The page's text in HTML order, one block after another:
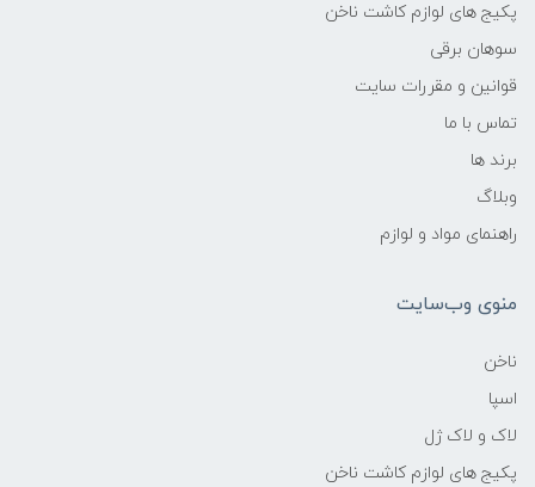
پکیج های لوازم کاشت ناخن
سوهان برقی
قوانین و مقررات سایت
تماس با ما
برند ها
وبلاگ
راهنمای مواد و لوازم
منوی وب‌سایت
ناخن
اسپا
لاک و لاک ژل
پکیج های لوازم کاشت ناخن